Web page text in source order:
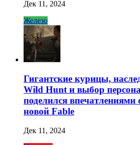
Дек 11, 2024
Железо
Гигантские курицы,
Wild Hunt и выбор
поделился впечатлениями
новой Fable
Дек 11, 2024